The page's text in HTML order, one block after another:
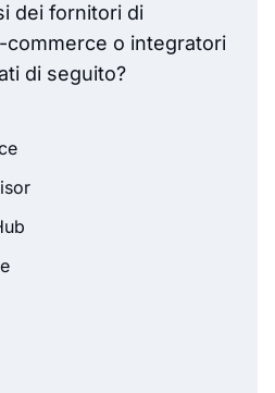
dei fornitori di
commerce o integratori
di seguito?